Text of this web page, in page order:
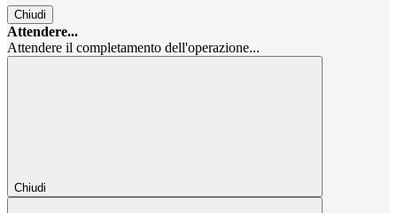
Chiudi
Attendere...
Attendere il completamento dell'operazione...
Chiudi